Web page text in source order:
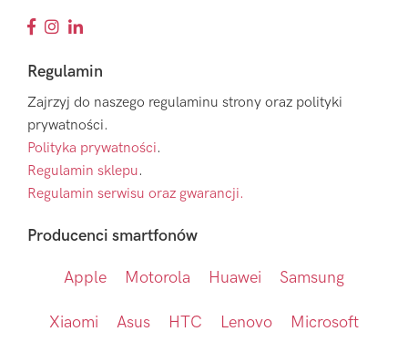
Regulamin
Zajrzyj do naszego regulaminu strony oraz polityki
prywatności.
Polityka prywatności.
Regulamin sklepu.
Regulamin serwisu oraz gwarancji.
Producenci smartfonów
Apple Motorola Huawei Samsung
Xiaomi Asus HTC Lenovo Microsoft